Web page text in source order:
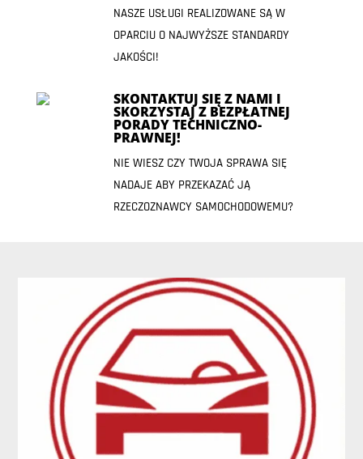
NASZE USŁUGI REALIZOWANE SĄ W
OPARCIU O NAJWYŻSZE STANDARDY
JAKOŚCI!
SKONTAKTUJ SIĘ Z NAMI I
SKORZYSTAJ Z BEZPŁATNEJ
PORADY TECHNICZNO-
PRAWNEJ!
NIE WIESZ CZY TWOJA SPRAWA SIĘ
NADAJE ABY PRZEKAZAĆ JĄ
RZECZOZNAWCY SAMOCHODOWEMU?